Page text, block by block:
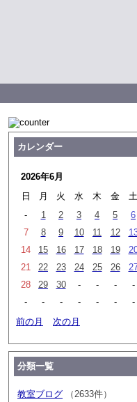
カレンダー
2026年6月
日
月 火 水 木 金
土
-
1 2 3 4 5
6
7
8 9 10 11 12
14
15 16 17 18 19
21
22 23 24 25 26
28
29 30 - - -
-
-
- - - - -
-
前の月
次の月
分類一覧
教室ブログ （2633件）